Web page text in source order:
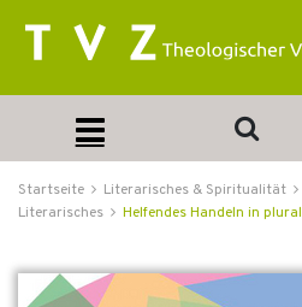
Startseite Literarisches & Spiritualität
Literarisches
Helfendes Handeln in